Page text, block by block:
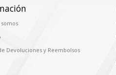
Devoluciones y Reembolsos